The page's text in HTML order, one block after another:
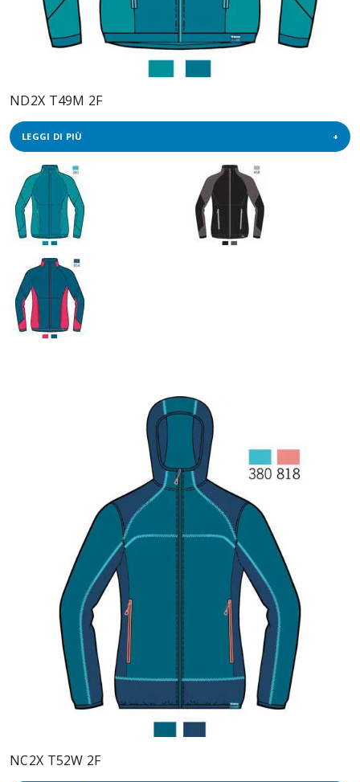
ND2X T49M 2F
LEGGI DI PIÙ
NC2X T52W 2F